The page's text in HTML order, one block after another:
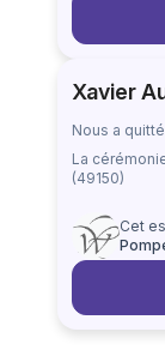
Xavier
Nous a
La
(49150)
Cet